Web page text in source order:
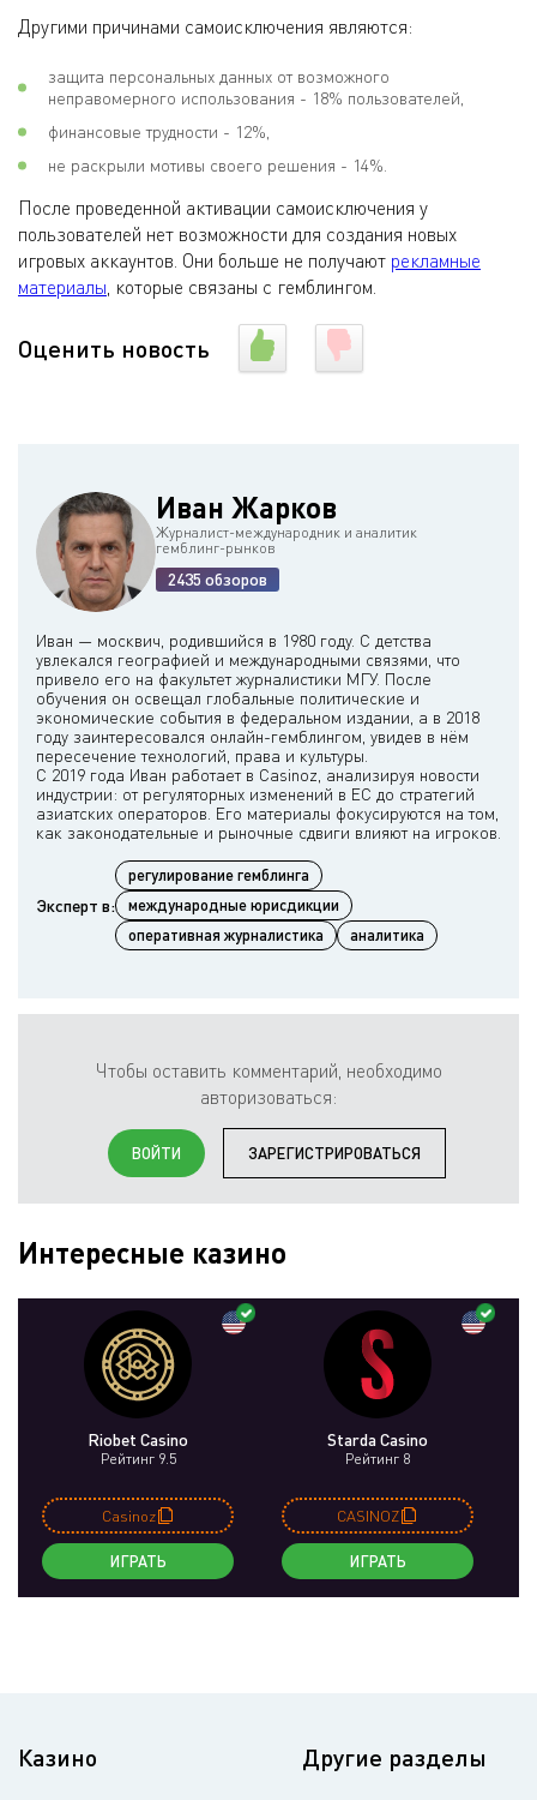
Другими причинами самоисключения являются:
защита персональных данных от возможного
неправомерного использования - 18% пользователей,
финансовые трудности - 12%,
не раскрыли мотивы своего решения - 14%.
После проведенной активации самоисключения у
пользователей нет возможности для создания новых
игровых аккаунтов. Они больше не получают рекламные
материалы, которые связаны с гемблингом.
Оценить новость
Иван Жарков
Журналист-международник и аналитик
гемблинг-рынков
2435 обзоров
Иван — москвич, родившийся в 1980 году. С детства
увлекался географией и международными связями, что
привело его на факультет журналистики МГУ. После
обучения он освещал глобальные политические и
экономические события в федеральном издании, а в 2018
году заинтересовался онлайн-гемблингом, увидев в нём
пересечение технологий, права и культуры.
С 2019 года Иван работает в Casinoz, анализируя новости
индустрии: от регуляторных изменений в ЕС до стратегий
азиатских операторов. Его материалы фокусируются на том,
Эксперт в:
регулирование гемблинга
международные юрисдикции
оперативная журналистика
аналитика
Чтобы оставить комментарий, необходимо
авторизоваться:
ВОЙТИ ЗАРЕГИСТРИРОВАТЬСЯ
Интересные казино
Riobet Casino
Рейтинг 9.5
Casinoz
ИГРАТЬ
Starda Casino
Рейтинг 8
CASINOZ
ИГРАТЬ
Казино Другие разделы